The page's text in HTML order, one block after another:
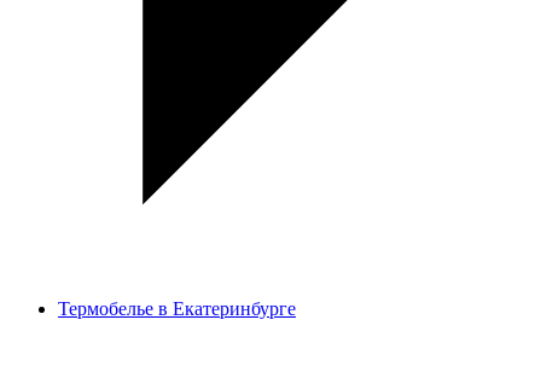
Термобелье в Екатеринбурге